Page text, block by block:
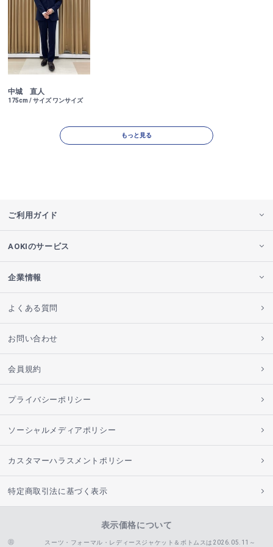
中城 直人
175cm / サイズ ワンサイズ
もっと見る
ご利用ガイド
AOKIのサービス
企業情報
よくある質問
お問い合わせ
会員規約
プライバシーポリシー
ソーシャルメディアポリシー
カスタマーハラスメントポリシー
特定商取引法に基づく表示
表示価格について
スーツ・フォーマル・レディースジャケット＆ボトムスは2026.05.11～